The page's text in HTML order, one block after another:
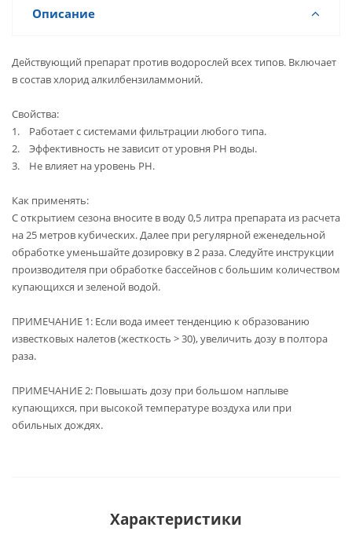
Описание
Действующий препарат против водорослей всех типов. Включает
в состав хлорид алкилбензиламмоний.
Свойства:
1. Работает с системами фильтрации любого типа.
2. Эффективность не зависит от уровня РН воды.
3. Не влияет на уровень РН.
Как применять:
С открытием сезона вносите в воду 0,5 литра препарата из расчета
на 25 метров кубических. Далее при регулярной еженедельной
обработке уменьшайте дозировку в 2 раза. Следуйте инструкции
производителя при обработке бассейнов с большим количеством
купающихся и зеленой водой.
ПРИМЕЧАНИЕ 1: Если вода имеет тенденцию к образованию
известковых налетов (жесткость > 30), увеличить дозу в полтора
раза.
ПРИМЕЧАНИЕ 2: Повышать дозу при большом наплыве
купающихся, при высокой температуре воздуха или при
обильных дождях.
Характеристики